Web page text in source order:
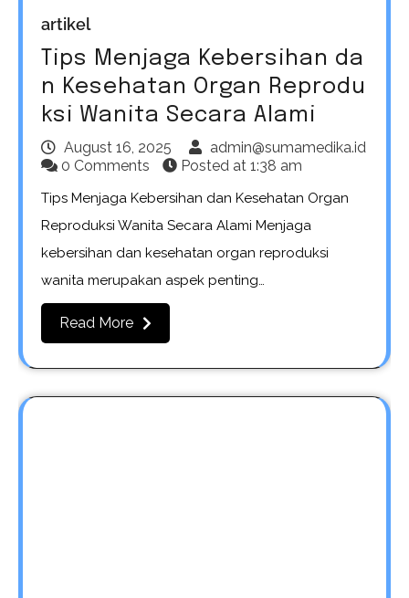
artikel
Tips Menjaga Kebersihan da
n Kesehatan Organ Reprodu
ksi Wanita Secara Alami
August 16, 2025
admin@sumamedika.id
0 Comments
Posted at 1:38 am
Tips Menjaga Kebersihan dan Kesehatan Organ
Reproduksi Wanita Secara Alami Menjaga
kebersihan dan kesehatan organ reproduksi
wanita merupakan aspek penting…
Read More